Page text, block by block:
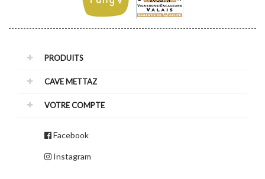
PRODUITS
CAVE METTAZ
VOTRE COMPTE
Facebook
Instagram